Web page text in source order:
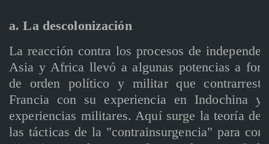
a. La descolonización
La reacción contra los procesos de
Asia y Africa llevó a algunas potencias a
de orden político y militar que
Francia con su experiencia en Indochina
experiencias militares. Aquí surge la teoría
las tácticas de la "contrainsurgencia" para